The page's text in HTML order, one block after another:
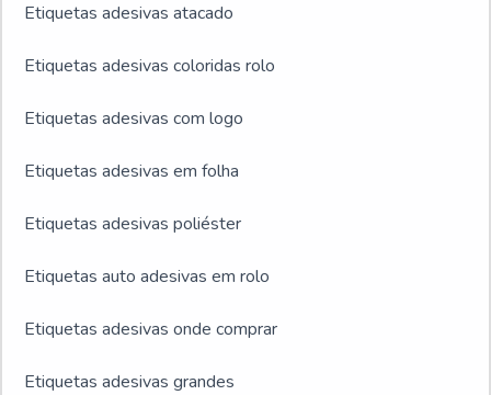
Etiquetas adesivas atacado
Etiquetas adesivas coloridas rolo
Etiquetas adesivas com logo
Etiquetas adesivas em folha
Etiquetas adesivas poliéster
Etiquetas auto adesivas em rolo
Etiquetas adesivas onde comprar
Etiquetas adesivas grandes